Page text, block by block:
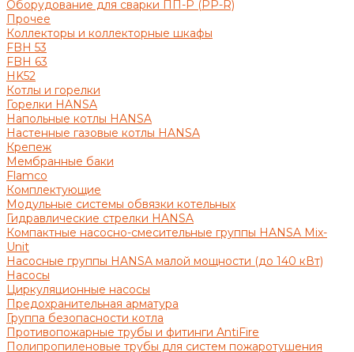
Оборудование для сварки ПП-Р (PP-R)
Прочее
Коллекторы и коллекторные шкафы
FBH 53
FBH 63
HK52
Котлы и горелки
Горелки HANSA
Напольные котлы HANSA
Настенные газовые котлы HANSA
Крепеж
Мембранные баки
Flamco
Комплектующие
Модульные системы обвязки котельных
Гидравлические стрелки HANSA
Компактные насосно-смесительные группы HANSA Mix-
Unit
Насосные группы HANSA малой мощности (до 140 кВт)
Насосы
Циркуляционные насосы
Предохранительная арматура
Группа безопасности котла
Противопожарные трубы и фитинги AntiFire
Полипропиленовые трубы для систем пожаротушения